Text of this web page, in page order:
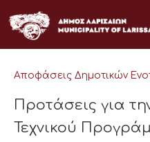
στο
περιεχόμενο
Αποφάσεις Δημοτικών
Προτάσεις για
Τεχνικού